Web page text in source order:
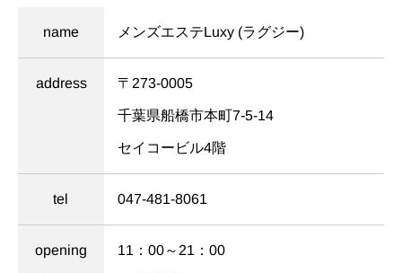
name メンズエステLuxy (ラグジー)
address 〒273-0005
千葉県船橋市本町7-5-14
セイコービル4階
tel 047-481-8061
opening 11：00～21：00